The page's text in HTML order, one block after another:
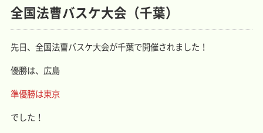
お問い合わせ アクセス
全国法曹バスケ大会（千葉）
先日、全国法曹バスケ大会が千葉で開催されました！
優勝は、広島
準優勝は東京
でした！